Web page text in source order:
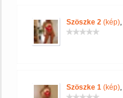
Szöszke 2 (kép),
Szöszke 1 (kép),